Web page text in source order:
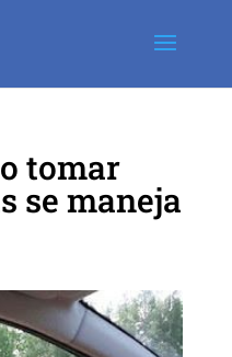
tomar
se maneja